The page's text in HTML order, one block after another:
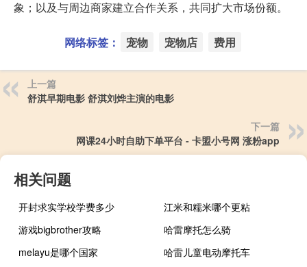
象；以及与周边商家建立合作关系，共同扩大市场份额。
网络标签： 宠物 宠物店 费用
上一篇
舒淇早期电影 舒淇刘烨主演的电影
下一篇
网课24小时自助下单平台 - 卡盟小号网 涨粉app
相关问题
开封求实学校学费多少
江米和糯米哪个更粘
游戏bigbrother攻略
哈雷摩托怎么骑
melayu是哪个国家
哈雷儿童电动摩托车